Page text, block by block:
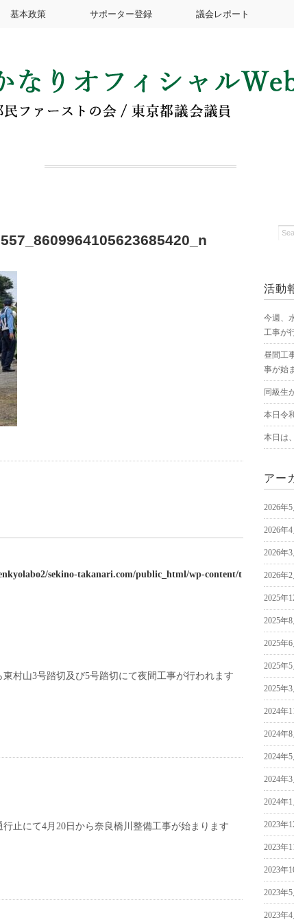
基本政策 サポーター登録 議会レポート
sekino-takanari.com/public_html/wp-content/t
村山3号踏切及び5号踏切にて夜間工事が行われます
止にて4月20日から奈良橋川整備工事が始まります
活動
今週、
工事が
昼間工
事が始
同級生
本日令
本日は
アー
2026年5
2026年4
2026年3
2026年2
2025年
2025年8
2025年6
2025年5
2025年3
2024年
2024年8
2024年5
2024年3
2024年1
2023年
2023年
2023年
2023年5
2023年4